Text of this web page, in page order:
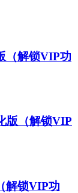
（解锁VIP功
版（解锁VIP
解锁VIP功